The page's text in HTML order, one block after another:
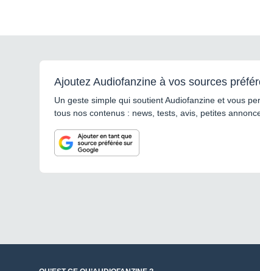
Ajoutez Audiofanzine à vos sources
Un geste simple qui soutient Audiofanzine et vous
tous nos contenus : news, tests, avis, petites